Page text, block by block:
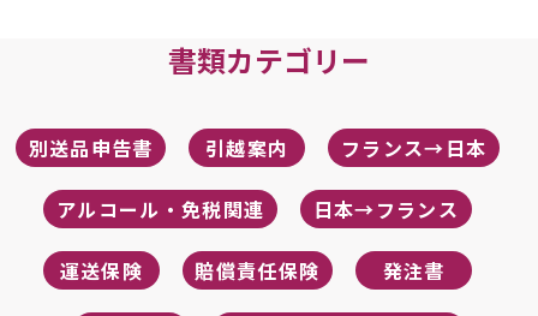
書類カテゴリー
別送品申告書 引越案内 フランス→日本
アルコール・免税関連 日本→フランス
運送保険 賠償責任保険 発注書